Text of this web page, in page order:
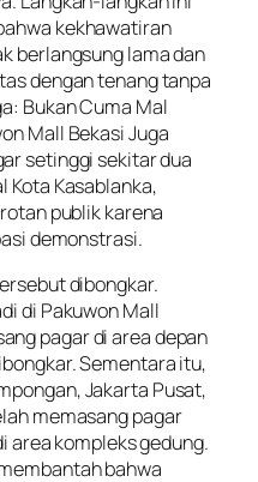
kekhawatiran
berlangsung lama dan
dengan tenang tanpa
Bukan Cuma Mal
Mall Bekasi Juga
setinggi sekitar dua
Kota Kasablanka,
publik karena
demonstrasi.
dibongkar.
di Pakuwon Mall
pagar di area depan
Sementara itu,
Jakarta Pusat,
memasang pagar
area kompleks gedung.
bahwa